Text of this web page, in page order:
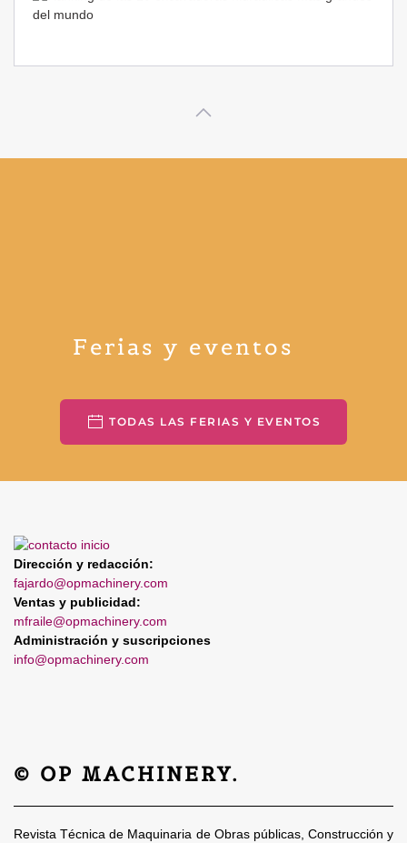
Ferias y eventos
TODAS LAS FERIAS Y EVENTOS
Dirección y redacción:
fajardo@opmachinery.com
Ventas y publicidad:
mfraile@opmachinery.com
Administración y suscripciones
info@opmachinery.com
© OP MACHINERY.
Revista Técnica de Maquinaria de Obras públicas, Construcción y